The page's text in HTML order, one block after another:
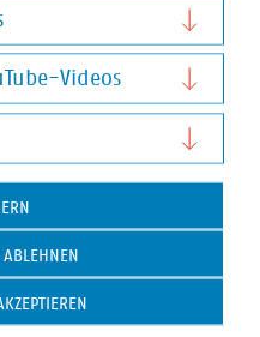
Videos
Videos
ABLEHNEN